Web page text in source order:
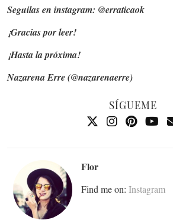
Seguilas en instagram: @erraticaok
¡Gracias por leer!
¡Hasta la próxima!
Nazarena Erre (@nazarenaerre)
SÍGUEME
Flor
Find me on: Instagram